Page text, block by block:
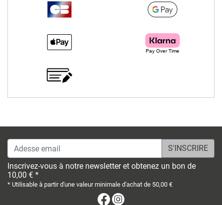
Adesse email
Inscrivez-vous à notre newsletter et obtenez un bon de
10,00 € *
* Utilisable à partir d'une valeur minimale d'achat de 50,00 €
Facebook